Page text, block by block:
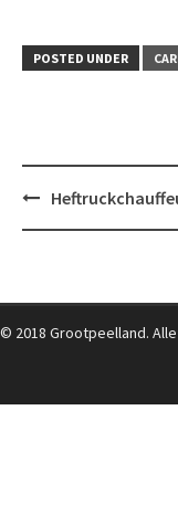
POSTED UNDER
Post
navigation
© 2018 Grootpeelland.